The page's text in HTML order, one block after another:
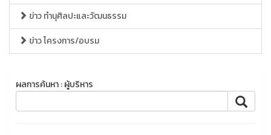
ข่าว ทำนุศิลปะและวัฒนธรรม
ข่าว โครงการ/อบรม
ผลการค้นหา : ผู้บริหาร